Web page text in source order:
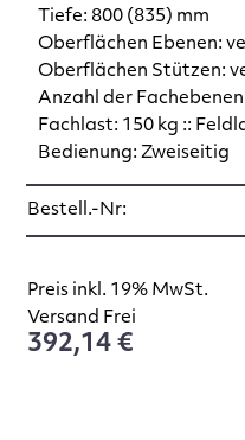
Tiefe: 800 (835) mm
Oberflächen Ebenen:
Oberflächen Stützen:
Anzahl der
Fachlast: 150 kg ::
Bedienung: Zweiseitig
Bestell.-Nr:
Preis inkl. 19% MwSt.
Versand Frei
392,14 €